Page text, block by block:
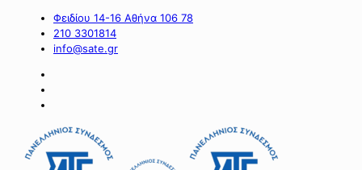
Φειδίου 14-16 Αθήνα 106 78
210 3301814
info@sate.gr